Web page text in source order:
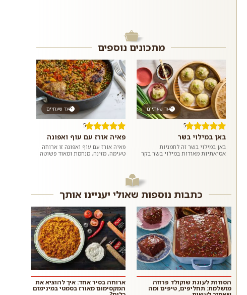
מתכונים נוספים
עד שעתיים
5
באן במילוי בשר
באן במילוי בשר זה לחמניות
אסיאתיות מאודות במילוי בשר בקר
עד שעתיים
5
פאיה אורז עם עוף ואפונה
פאיה אורז עם עוף ואפונה זו ארוחה
טעימה, מזינה, מנחמת ומאוד פשוטה
כתבות נוספות שאולי יעניינו אותך
הסודות לעוגת שוקולד פרווה
מושלמת: תחליפים, טיפים ומה
ארוחה בסיר אחד: איך להוציא את
המקסימום מאורז בסמטי במינימום